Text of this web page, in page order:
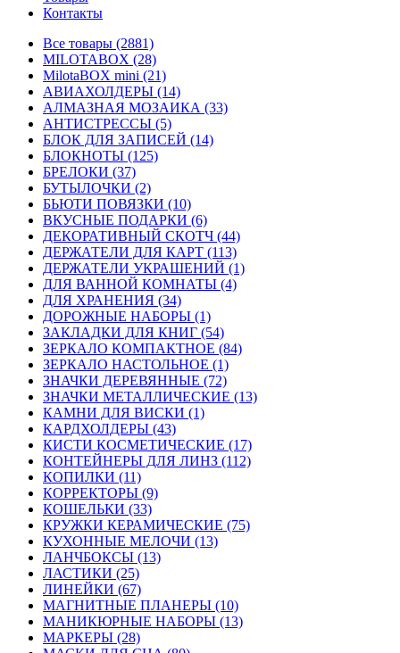
Контакты
Все товары (2881)
MILOTABOX (28)
MilotaBOX mini (21)
АВИАХОЛДЕРЫ (14)
АЛМАЗНАЯ МОЗАИКА (33)
АНТИСТРЕССЫ (5)
БЛОК ДЛЯ ЗАПИСЕЙ (14)
БЛОКНОТЫ (125)
БРЕЛОКИ (37)
БУТЫЛОЧКИ (2)
БЬЮТИ ПОВЯЗКИ (10)
ВКУСНЫЕ ПОДАРКИ (6)
ДЕКОРАТИВНЫЙ СКОТЧ (44)
ДЕРЖАТЕЛИ ДЛЯ КАРТ (113)
ДЕРЖАТЕЛИ УКРАШЕНИЙ (1)
ДЛЯ ВАННОЙ КОМНАТЫ (4)
ДЛЯ ХРАНЕНИЯ (34)
ДОРОЖНЫЕ НАБОРЫ (1)
ЗАКЛАДКИ ДЛЯ КНИГ (54)
ЗЕРКАЛО КОМПАКТНОЕ (84)
ЗЕРКАЛО НАСТОЛЬНОЕ (1)
ЗНАЧКИ ДЕРЕВЯННЫЕ (72)
ЗНАЧКИ МЕТАЛЛИЧЕСКИЕ (13)
КАМНИ ДЛЯ ВИСКИ (1)
КАРДХОЛДЕРЫ (43)
КИСТИ КОСМЕТИЧЕСКИЕ (17)
КОНТЕЙНЕРЫ ДЛЯ ЛИНЗ (112)
КОПИЛКИ (11)
КОРРЕКТОРЫ (9)
КОШЕЛЬКИ (33)
КРУЖКИ КЕРАМИЧЕСКИЕ (75)
КУХОННЫЕ МЕЛОЧИ (13)
ЛАНЧБОКСЫ (13)
ЛАСТИКИ (25)
ЛИНЕЙКИ (67)
МАГНИТНЫЕ ПЛАНЕРЫ (10)
МАНИКЮРНЫЕ НАБОРЫ (13)
МАРКЕРЫ (28)